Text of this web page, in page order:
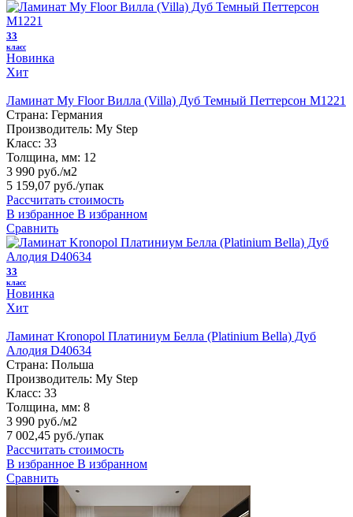
33
класс
Новинка
Хит
Ламинат My Floor Вилла (Villa) Дуб Темный Петтерсон M1221
Страна: Германия
Производитель: My Step
Класс: 33
Толщина, мм: 12
3 990 руб./м2
5 159,07 руб./упак
Рассчитать стоимость
В избранное В избранном
Сравнить
33
класс
Новинка
Хит
Ламинат Kronopol Платиниум Белла (Platinium Bella) Дуб
Алодия D40634
Страна: Польша
Производитель: My Step
Класс: 33
Толщина, мм: 8
3 990 руб./м2
7 002,45 руб./упак
Рассчитать стоимость
В избранное В избранном
Сравнить